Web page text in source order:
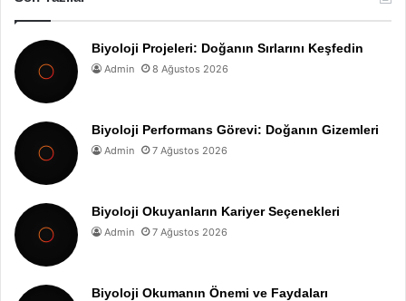
Biyoloji Projeleri: Doğanın Sırlarını Keşfedin
Admin 8 Ağustos 2026
Biyoloji Performans Görevi: Doğanın Gizemleri
Admin 7 Ağustos 2026
Biyoloji Okuyanların Kariyer Seçenekleri
Admin 7 Ağustos 2026
Biyoloji Okumanın Önemi ve Faydaları